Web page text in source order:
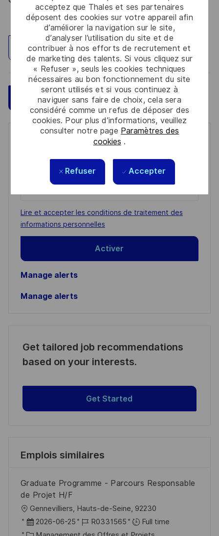
acceptez que Thales et ses partenaires
déposent des cookies sur votre appareil afin
d’améliorer la navigation sur le site,
d’analyser l’utilisation du site et de
contribuer à nos efforts de recrutement et
de marketing des talents. Si vous cliquez sur
« Refuser », seuls les cookies techniques
nécessaires au bon fonctionnement du site
seront utilisés et si vous continuez à
naviguer sans faire de choix, cela sera
considéré comme un refus de déposer des
cookies. Pour plus d’informations, veuillez
consulter notre page Paramètres des
cookies .
Refuser Accepter
Explorez un site
Postulez maintenant Sauvegarder
Get notified for similar jobs
You'll receive updates once a week
Email
address
(Required)
Required
Lire et accepter les conditions de traitement des
informations personnelles
Activer
Manage alerts
Manage alerts
Get tailored job recommendations
based on your interests.
Get Started
Emplois similaires
Graduate Programme - Parcours Responsable
de Projet H/F
o
Gennevilliers, Hauts-de-Seine, 92230
D 2026-06-25
R
R0331565
Full time